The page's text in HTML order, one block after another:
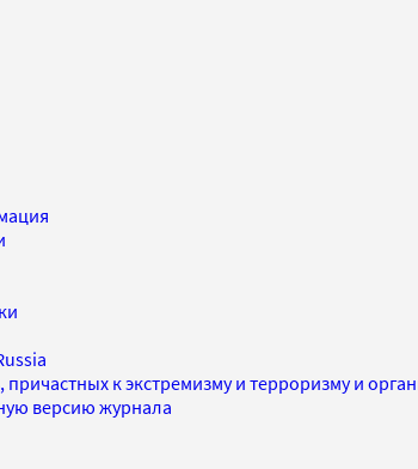
причастных к экстремизму и терроризму и
версию журнала